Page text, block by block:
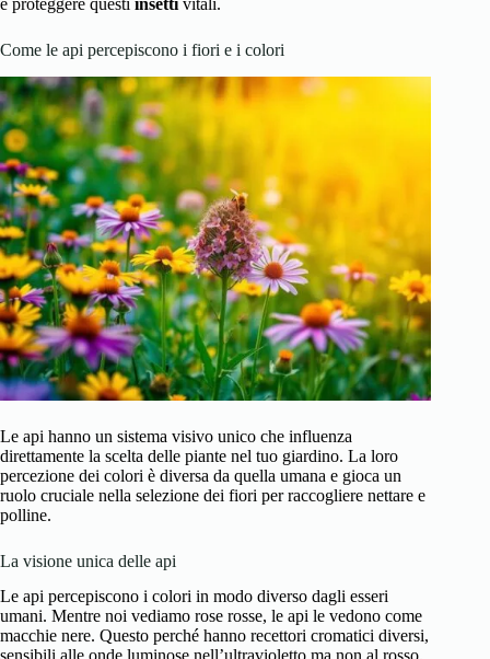
e proteggere questi insetti vitali.
Come le api percepiscono i fiori e i colori
Le api hanno un sistema visivo unico che influenza
direttamente la scelta delle piante nel tuo giardino. La loro
percezione dei colori è diversa da quella umana e gioca un
ruolo cruciale nella selezione dei fiori per raccogliere nettare e
polline.
La visione unica delle api
Le api percepiscono i colori in modo diverso dagli esseri
umani. Mentre noi vediamo rose rosse, le api le vedono come
macchie nere. Questo perché hanno recettori cromatici diversi,